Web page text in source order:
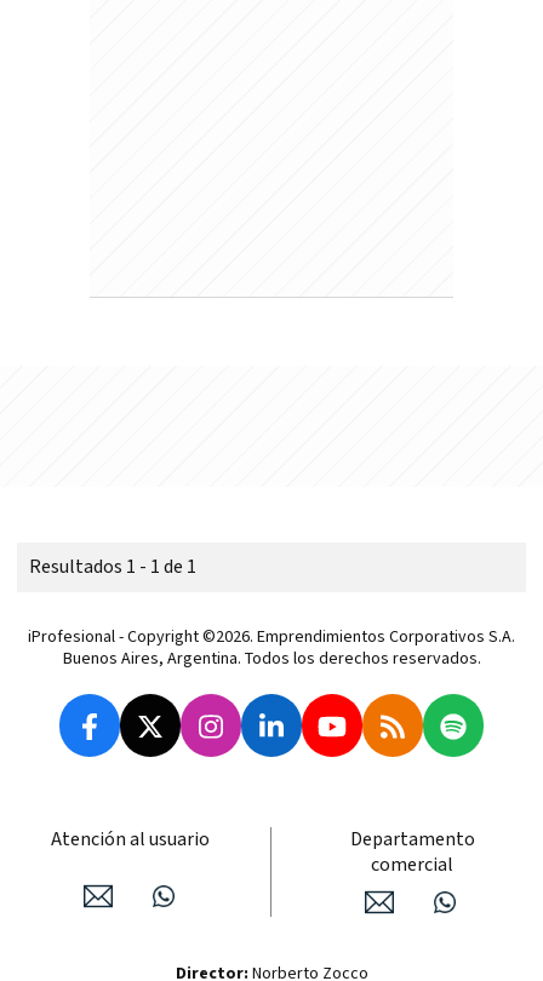
Resultados 1 - 1 de 1
iProfesional - Copyright ©2026. Emprendimientos Corporativos S.A.
Buenos Aires, Argentina. Todos los derechos reservados.
Atención al usuario
Departamento
comercial
Director: Norberto Zocco